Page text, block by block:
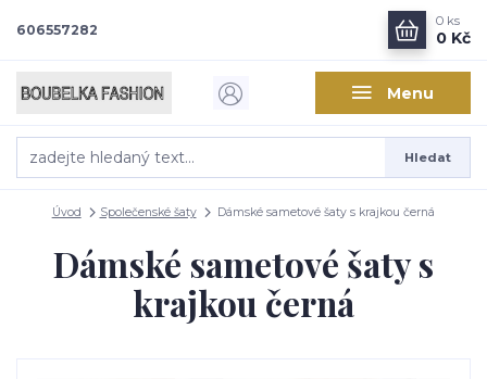
Menu
Hledat
606557282
0 ks
0 Kč
Úvod Společenské šaty Dámské sametové šaty s krajkou černá
Dámské sametové šaty s
krajkou černá